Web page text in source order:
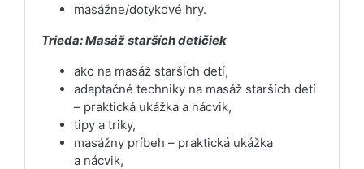
masážne/dotykové hry.
Trieda:Masáž starších detičiek
ako na masáž starších detí,
adaptačné techniky na masáž starších detí
– praktická ukážka a nácvik,
tipy a triky,
masážny príbeh – praktická ukážka
a nácvik,